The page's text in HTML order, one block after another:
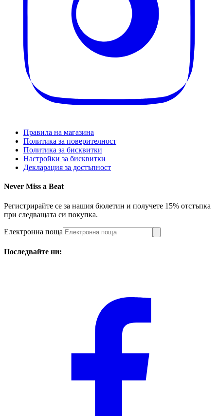
Правила на магазина
Политика за поверителност
Политика за бисквитки
Настройки за бисквитки
Декларация за достъпност
Never Miss a Beat
Регистрирайте се за нашия бюлетин и получете 15% отстъпка
при следващата си покупка.
Електронна поща
Последвайте ни: